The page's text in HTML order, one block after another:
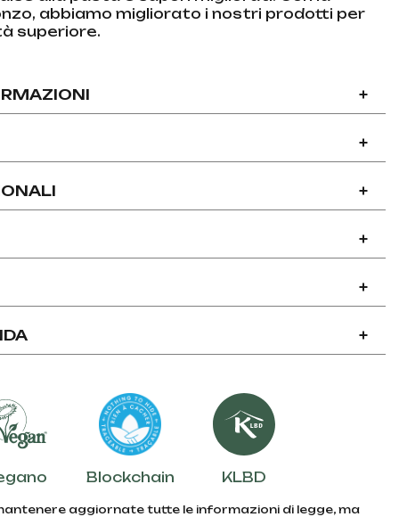
abbiamo migliorato i nostri prodotti per
superiore.
+
+
+
+
+
+
Blockchain KLBD
aggiornate tutte le informazioni di legge, ma